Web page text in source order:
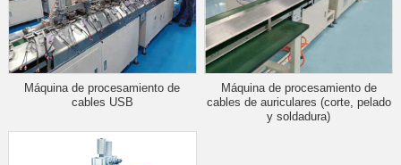
Máquina de procesamiento de
cables USB
Máquina de procesamiento de
cables de auriculares (corte, pelado
y soldadura)